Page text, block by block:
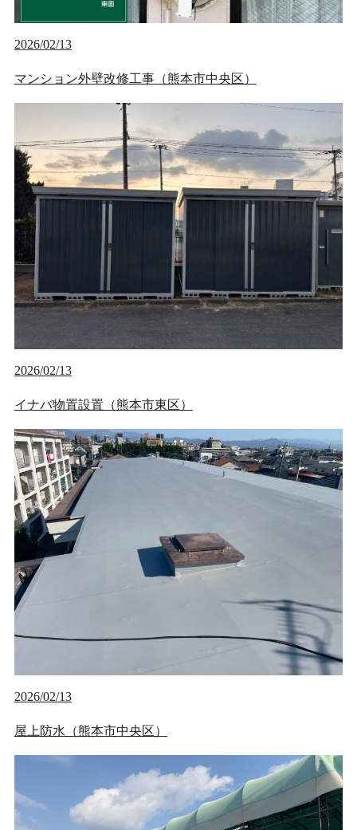
2026/02/13
マンション外壁改修工事（熊本市中央区）
2026/02/13
イナバ物置設置（熊本市東区）
2026/02/13
屋上防水（熊本市中央区）